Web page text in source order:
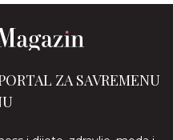
ZA SAVREMENU